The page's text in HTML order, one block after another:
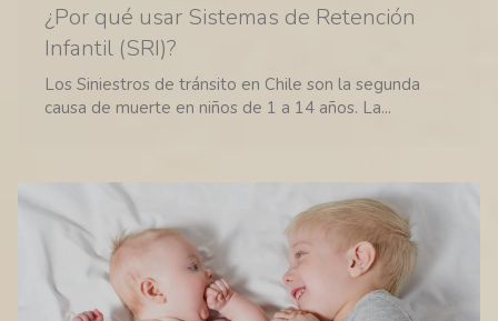
¿Por qué usar Sistemas de Retención
Infantil (SRI)?
Los Siniestros de tránsito en Chile son la segunda
causa de muerte en niños de 1 a 14 años. La...